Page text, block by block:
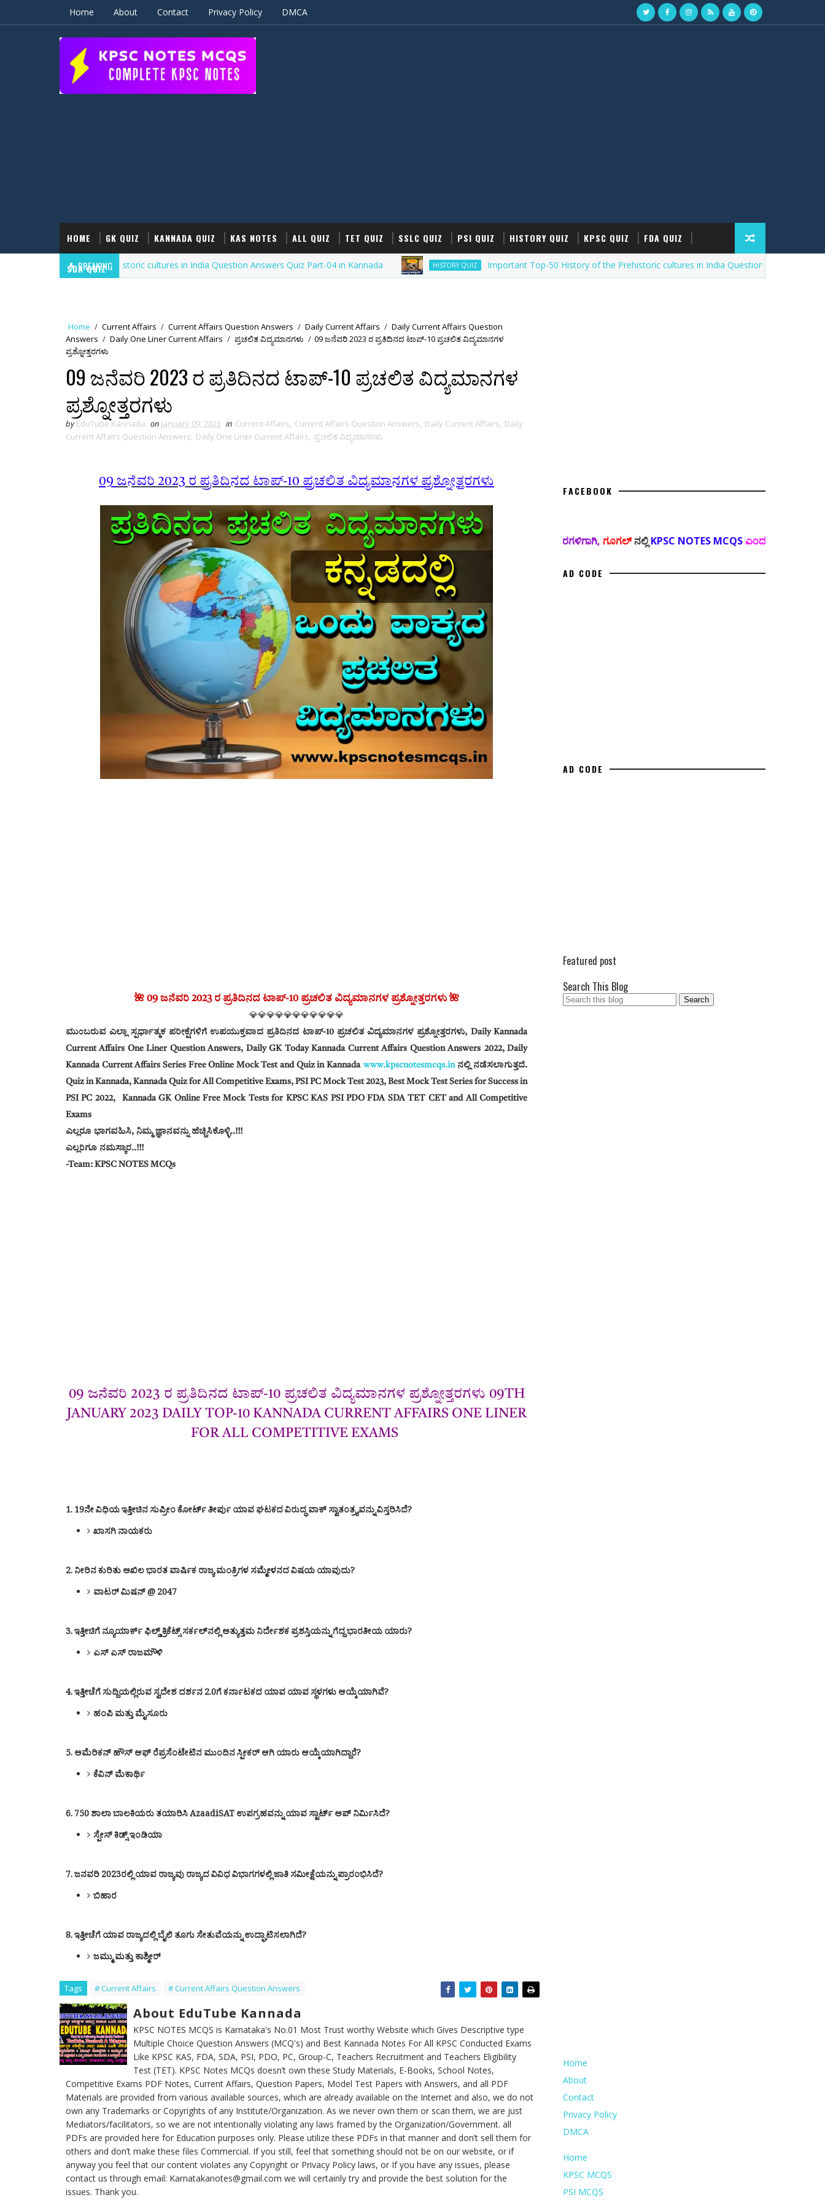
Home About Contact Privacy Policy DMCA
HOME GK QUIZ KANNADA QUIZ KAS NOTES ALL QUIZ TET QUIZ SSLC QUIZ PSI QUIZ HISTORY QUIZ KPSC QUIZ FDA QUIZ
SDA QUIZ
BREAKING
History of the Prehistoric cultures in India Question Answers Quiz Part-04 in Kannada HISTORY QUIZ Important Top-50 History of the Prehistoric cultures in India Question Answers Quiz Part-03
Home / Current Affairs / Current Affairs Question Answers / Daily Current Affairs / Daily Current Affairs Question
Answers / Daily One Liner Current Affairs / ಪ್ರಚಲಿತ ವಿದ್ಯಮಾನಗಳು / 09 ಜನೆವರಿ 2023 ರ ಪ್ರತಿದಿನದ ಟಾಪ್-10 ಪ್ರಚಲಿತ ವಿದ್ಯಮಾನಗಳ
ಪ್ರಶ್ನೋತ್ತರಗಳು
09 ಜನೆವರಿ 2023 ರ ಪ್ರತಿದಿನದ ಟಾಪ್-10 ಪ್ರಚಲಿತ ವಿದ್ಯಮಾನಗಳ
ಪ್ರಶ್ನೋತ್ತರಗಳು
by EduTube Kannada on January 09, 2023 in Current Affairs, Current Affairs Question Answers, Daily Current Affairs, Daily
Current Affairs Question Answers, Daily One Liner Current Affairs, ಪ್ರಚಲಿತ ವಿದ್ಯಮಾನಗಳು
09 ಜನೆವರಿ 2023 ರ ಪ್ರತಿದಿನದ ಟಾಪ್-10 ಪ್ರಚಲಿತ ವಿದ್ಯಮಾನಗಳ ಪ್ರಶ್ನೋತ್ತರಗಳು
🌺 09 ಜನೆವರಿ 2023 ರ ಪ್ರತಿದಿನದ ಟಾಪ್-10 ಪ್ರಚಲಿತ ವಿದ್ಯಮಾನಗಳ ಪ್ರಶ್ನೋತ್ತರಗಳು 🌺
💎💎💎💎💎💎💎💎💎💎💎
ಮುಂಬರುವ ಎಲ್ಲಾ ಸ್ಪರ್ಧಾತ್ಮಕ ಪರೀಕ್ಷೆಗಳಿಗೆ ಉಪಯುಕ್ತವಾದ ಪ್ರತಿದಿನದ ಟಾಪ್-10 ಪ್ರಚಲಿತ ವಿದ್ಯಮಾನಗಳ ಪ್ರಶ್ನೋತ್ತರಗಳು, Daily Kannada
Current Affairs One Liner Question Answers, Daily GK Today Kannada Current Affairs Question Answers 2022, Daily
Kannada Current Affairs Series Free Online Mock Test and Quiz in Kannadawww.kpscnotesmcqs.inನಲ್ಲಿ ನಡೆಸಲಾಗುತ್ತದೆ‌.
Quiz in Kannada, Kannada Quiz for All Competitive Exams, PSI PC Mock Test 2023, Best Mock Test Series for Success in
PSI PC 2022, Kannada GK Online Free Mock Tests for KPSC KAS PSI PDO FDA SDA TET CET and All Competitive
Exams
ಎಲ್ಲರೂ ಭಾಗವಹಿಸಿ, ನಿಮ್ಮ ಜ್ಞಾನವನ್ನು ಹೆಚ್ಚಿಸಿಕೊಳ್ಳಿ..!!!
ಎಲ್ಲರಿಗೂ ನಮಸ್ಕಾರ..!!!
-Team: KPSC NOTES MCQs
09 ಜನೆವರಿ 2023 ರ ಪ್ರತಿದಿನದ ಟಾಪ್-10 ಪ್ರಚಲಿತ ವಿದ್ಯಮಾನಗಳ ಪ್ರಶ್ನೋತ್ತರಗಳು 09TH
JANUARY 2023 DAILY TOP-10 KANNADA CURRENT AFFAIRS ONE LINER
FOR ALL COMPETITIVE EXAMS
1. 19ನೇ ವಿಧಿಯ ಇತ್ತೀಚಿನ ಸುಪ್ರೀಂ ಕೋರ್ಟ್ ತೀರ್ಪು ಯಾವ ಘಟಕದ ವಿರುದ್ಧ ವಾಕ್ ಸ್ವಾತಂತ್ರ್ಯವನ್ನು ವಿಸ್ತರಿಸಿದೆ?
ಖಾಸಗಿ ನಾಯಕರು
2. ನೀರಿನ ಕುರಿತು ಅಖಿಲ ಭಾರತ ವಾರ್ಷಿಕ ರಾಜ್ಯ ಮಂತ್ರಿಗಳ ಸಮ್ಮೇಳನದ ವಿಷಯ ಯಾವುದು?
ವಾಟರ್ ಮಿಷನ್‌ @ 2047
3. ಇತ್ತೀಚಿಗೆ ನ್ಯೂಯಾರ್ಕ್ ಫಿಲ್ಡ್ ಕ್ರಿಕೆಟ್ಸ್ ಸರ್ಕಲ್‌ನಲ್ಲಿ ಅತ್ಯುತ್ತಮ ನಿರ್ದೇಶಕ ಪ್ರಶಸ್ತಿಯನ್ನು ಗೆದ್ದ ಭಾರತೀಯ ಯಾರು?
ಎಸ್ ಎಸ್ ರಾಜಮೌಳಿ
4. ಇತ್ತೀಚೆಗೆ ಸುದ್ದಿಯಲ್ಲಿರುವ ಸ್ವದೇಶ ದರ್ಶನ 2.0ಗೆ ಕರ್ನಾಟಕದ ಯಾವ ಯಾವ ಸ್ಥಳಗಳು ಆಯ್ಕೆಯಾಗಿವೆ?
ಹಂಪಿ ಮತ್ತು ಮೈಸೂರು
5. ಅಮೆರಿಕನ್ ಹೌಸ್ ಆಫ್ ರೆಪ್ರಸೆಂಟೇಟಿನ ಮುಂದಿನ ಸ್ಪೀಕರ್ ಆಗಿ ಯಾರುಆಯ್ಕೆಯಾಗಿದ್ದಾರೆ?
ಕೆವಿನ್ ಮೆಕಾರ್ಥಿ
6. 750 ಶಾಲಾ ಬಾಲಕಿಯರು ತಯಾರಿಸಿ AzaadiSAT ಉಪಗ್ರಹವನ್ನು ಯಾವ ಸ್ಟಾರ್ಟ್ ಅಪ್ ನಿರ್ಮಿಸಿದೆ?
ಸ್ಪೇಸ್ ಕಿಡ್ಸ್ ಇಂಡಿಯಾ
7. ಜನವರಿ 2023ರಲ್ಲಿ ಯಾವ ರಾಜ್ಯವು ರಾಜ್ಯದ ವಿವಿಧ ವಿಭಾಗಗಳಲ್ಲಿ ಜಾತಿ ಸಮೀಕ್ಷೆಯನ್ನು ಪ್ರಾರಂಭಿಸಿದೆ?
ಬಿಹಾರ
8. ಇತ್ತೀಚೆಗೆ ಯಾವ ರಾಜ್ಯದಲ್ಲಿ ಬೈಲಿ ತೂಗು ಸೇತುವೆಯನ್ನು ಉದ್ಘಾಟಿಸಲಾಗಿದೆ?
ಜಮ್ಮು ಮತ್ತು ಕಾಶ್ಮೀರ್
Tags # Current Affairs # Current Affairs Question Answers
About EduTube Kannada
KPSC NOTES MCQS is Karnataka's No.01 Most Trust worthy Website which Gives Descriptive type
Multiple Choice Question Answers (MCQ's) and Best Kannada Notes For All KPSC Conducted Exams
Like KPSC KAS, FDA, SDA, PSI, PDO, PC, Group-C, Teachers Recruitment and Teachers Eligibility
Test (TET). KPSC Notes MCQs doesn’t own these Study Materials, E-Books, School Notes,
Competitive Exams PDF Notes, Current Affairs, Question Papers, Model Test Papers with Answers, and all PDF
Materials are provided from various available sources, which are already available on the Internet and also, we do not
own any Trademarks or Copyrights of any Institute/Organization. As we never own them or scan them, we are just
Mediators/facilitators, so we are not intentionally violating any laws framed by the Organization/Government. all
PDFs are provided here for Education purposes only. Please utilize these PDFs in that manner and don’t sell them for
others and don’t make these files Commercial. If you still, feel that something should not be on our website, or if
anyway you feel that our content violates any Copyright or Privacy Policy laws, or If you have any issues, please
contact us through email: Karnatakanotes@gmail.com we will certainly try and provide the best solution for the
issues. Thank you.
FACEBOOK
ಜಾಲತಾಣಕ್ಕೆಸ್ವಾಗತ…!! ಎಲ್ಲ ಸ್ಪರ್ಧಾತ್ಮಕ ಪರೀಕ್ಷೆಗಳಿಗೆ ಉಪಯುಕ್ತವಾದ ನೋಟ್ಸ್ ಹಾಗೂಬಹು ಆಯ್ಕೆಯ ವಿವರಣೆ ಸಹಿತ ಪ್ರಶ್ನೋತ್ತರಗಳಿಗಾಗಿ, ಗೂಗಲ್ನಲ್ಲಿ KPSC NOTES MCQSಎಂದು ಸರ್ಚ್ ಮಾಡಿ,
AD CODE
AD CODE
Featured post
Search This Blog
Home
About
Contact
Privacy Policy
DMCA
Home
KPSC MCQS
PSI MCQS